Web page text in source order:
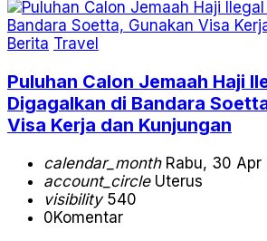
Berita Travel
Puluhan Calon Jemaah Haji
Digagalkan di Bandara
Visa Kerja dan Kunjungan
calendar_monthRabu, 30 Apr
account_circleUterus
visibility540
0Komentar